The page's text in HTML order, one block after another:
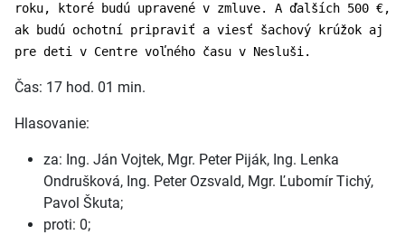
roku, ktoré budú upravené v zmluve. A ďalších 500 €,
ak budú ochotní pripraviť a viesť šachový krúžok aj
pre deti v Centre voľného času v Nesluši.
Čas: 17 hod. 01 min.
Hlasovanie:
za: Ing. Ján Vojtek, Mgr. Peter Piják, Ing. Lenka
Ondrušková, Ing. Peter Ozsvald, Mgr. Ľubomír Tichý,
Pavol Škuta;
proti: 0;